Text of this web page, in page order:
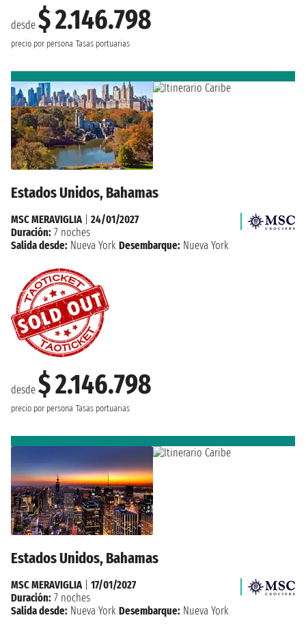
desde $ 2.146.798
precio por persona Tasas portuarias
Estados Unidos, Bahamas
desde $ 2.146.798
precio por persona Tasas portuarias
MSC MERAVIGLIA| 24/01/2027
Duración: 7 noches
Salida desde: Nueva York Desembarque: Nueva York
Estados Unidos, Bahamas
MSC MERAVIGLIA| 17/01/2027
Duración: 7 noches
Salida desde: Nueva York Desembarque: Nueva York